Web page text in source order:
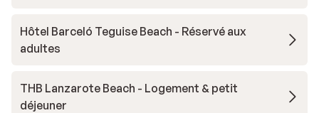
Hôtel Barceló Teguise Beach - Réservé aux
adultes
THB Lanzarote Beach - Logement & petit
déjeuner